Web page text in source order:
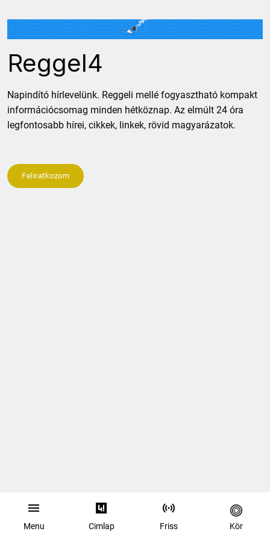
menu
Menu
444
Cimlap
news
Friss
kor
Kör
Reggel4
Napindító hírlevelünk. Reggeli mellé fogyasztható kompakt
információcsomag minden hétköznap. Az elmúlt 24 óra
legfontosabb hírei, cikkek, linkek, rövid magyarázatok.
Feliratkozom